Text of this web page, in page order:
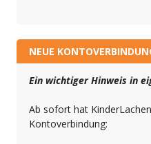
NEUE
Ein wichtiger Hinweis in
Ab sofort hat
Kontoverbindung: